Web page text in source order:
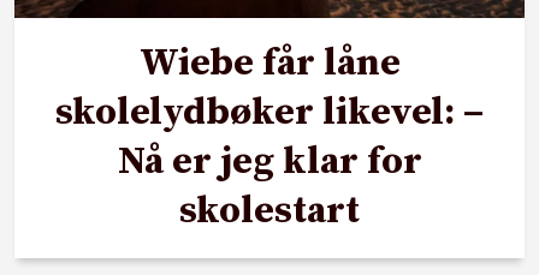
Wiebe får låne
skolelydbøker likevel: –
Nå er jeg klar for
skolestart